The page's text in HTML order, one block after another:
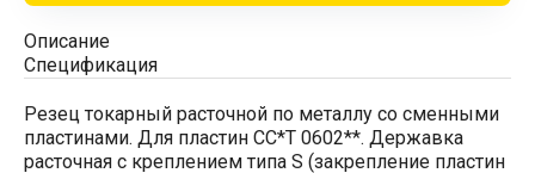
Описание
Спецификация
Резец токарный расточной по металлу со сменными
пластинами. Для пластин CC*T 0602**. Державка
расточная с креплением типа S (закрепление пластин